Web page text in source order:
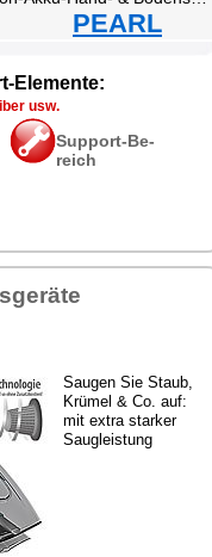
PEARL
Ele­men­te:
usw.
Sup­port-Be­
reich
Sau­gen Sie Staub,
Krü­mel & Co. auf:
mit ex­tra star­ker
Saugleis­tung